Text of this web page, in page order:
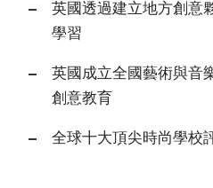
英國透過建立地方創意
學習
英國成立全國藝術與音
創意教育
全球十大頂尖時尚學校